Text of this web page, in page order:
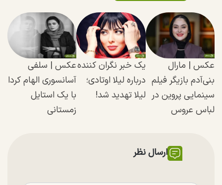
عکس | مارال
بنی‌آدم بازیگر فیلم
سینمایی پروین در
لباس عروس
یک خبر نگران کننده
درباره لیلا اوتادی؛
لیلا تهدید شد!
عکس |‌ سلفی
آسانسوری الهام کردا
با یک استایل
زمستانی
ارسال نظر